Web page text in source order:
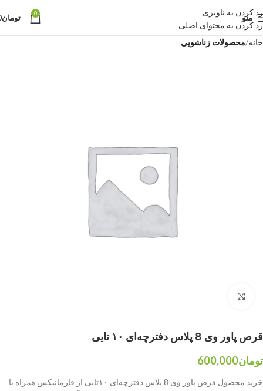
رد کردن به ناوبری
رد کردن به محتوای اصلی
منو 0 تومان
خانه محصولات زناشویی
قرص پاور وی 8 پلاس دفترچه‌ای ۱۰ تایی
تومان600,000
خرید محصول قرص پاور وی 8 پلاس دفترچه‌ای ۱۰تایی از فارمانیکس همراه با